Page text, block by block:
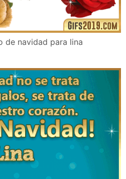
de navidad para lina